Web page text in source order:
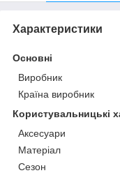
Характеристики
Основні
Виробник
Країна виробник
Користувальницькі
Аксесуари
Матеріал
Сезон